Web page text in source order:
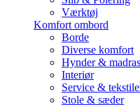
Værktøj
Komfort ombord
Borde
Diverse komfort
Hynder & madras
Interiør
Service &
Stole & sæder